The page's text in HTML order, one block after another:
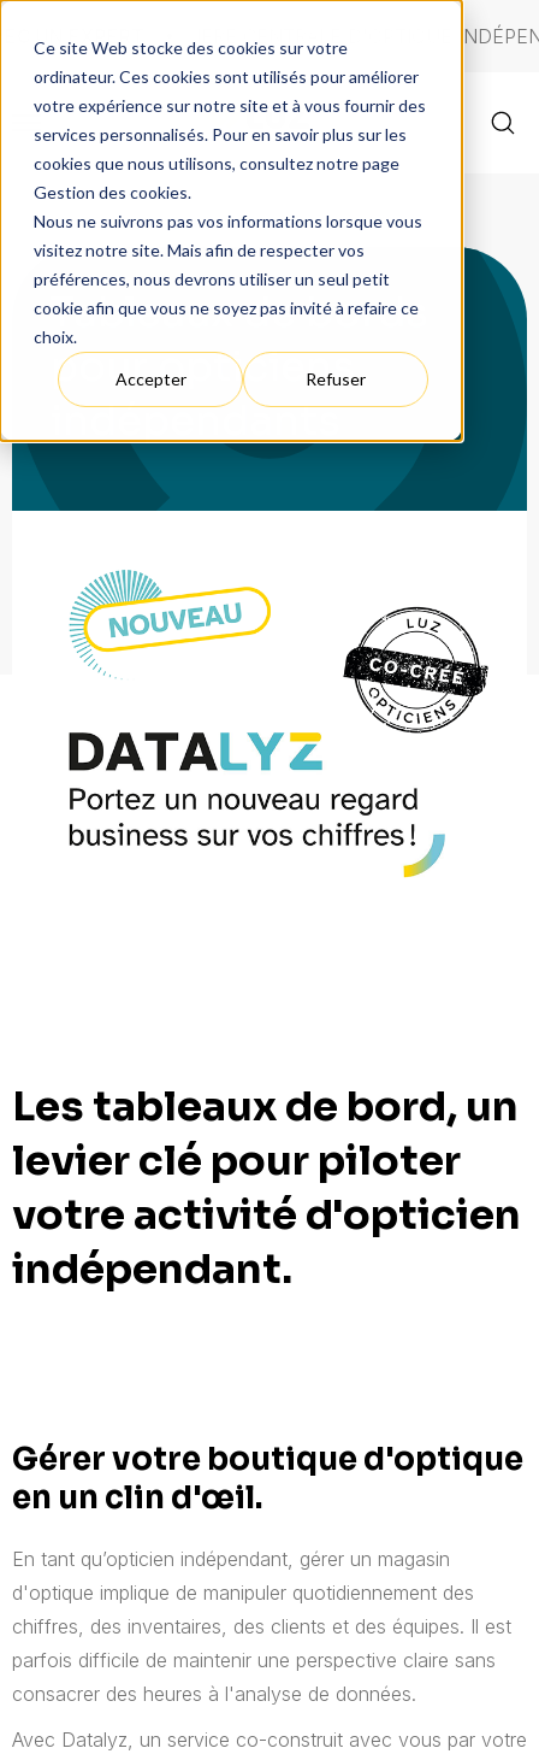
Ce site Web stocke des cookies sur votre
ordinateur. Ces cookies sont utilisés pour améliorer
votre expérience sur notre site et à vous fournir des
services personnalisés. Pour en savoir plus sur les
cookies que nous utilisons, consultez notre page
Gestion des cookies.
Nous ne suivrons pas vos informations lorsque vous
visitez notre site. Mais afin de respecter vos
préférences, nous devrons utiliser un seul petit
cookie afin que vous ne soyez pas invité à refaire ce
choix.
Accepter Refuser
EXPERT 1ÈRE CENTRALE D'OPTIQUE
Vos enjeux
Cycle de vie
J'ouvre mon 1er magasin
J'achète un magasin
Je vends mon magasin
Je me différencie
Je maximise ma performance
Différenciation
Positionnement Vision & Santé
Positionnement Vision & Style
Positionnement Vision & Engagement
Performance
Générer du trafic en magasin
Vendre mieux
Fidéliser ma clientèle
Nos services
Centrale d'achat LUZ
Service adhérents myLUZ
Relations fournisseurs
Nos spécialisations
Optikid : vue des enfants
Un Dixième+ : basse vision
Nos services
La méthode LUZ
LUZinvest : achat-vente magasin optique
Datalyz : tableaux de bord performance
Zonalyz : étude géomarketing
CultureLUZ : formations opticien indépendant
À propos
Contact
Ressources
Événement SILMO
Espace Adhérent
Tableaux de bords
pour opticiens
indépendants
Les tableaux de bord, un
levier clé pour piloter
votre activité d'opticien
indépendant.
Gérer votre boutique d'optique
en un clin d'œil.
En tant qu’opticien indépendant, gérer un magasin
d'optique implique de manipuler quotidiennement des
chiffres, des inventaires, des clients et des équipes. Il est
parfois difficile de maintenir une perspective claire sans
consacrer des heures à l'analyse de données.
Avec Datalyz, un service co-construit avec vous par votre